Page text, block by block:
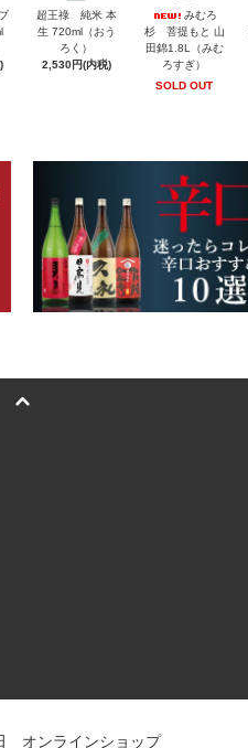
超王祿 純米 本
生 720ml（おう
ろく）
2,530円(内税)
みむろ
杉 菩提もと 山
田錦1.8L（みむ
ろすぎ）
SOLD OUT
オンラインショップ